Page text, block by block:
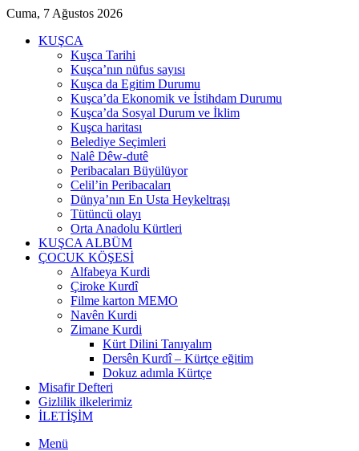
Cuma, 7 Ağustos 2026
KUŞCA
Kuşca Tarihi
Kuşca’nın nüfus sayısı
Kuşca da Egitim Durumu
Kuşca’da Ekonomik ve İstihdam Durumu
Kuşca’da Sosyal Durum ve İklim
Kuşca haritası
Belediye Seçimleri
Nalê Dêw-dutê
Peribacaları Büyülüyor
Celil’in Peribacaları
Dünya’nın En Usta Heykeltraşı
Tütüncü olayı
Orta Anadolu Kürtleri
KUŞCA ALBÜM
ÇOCUK KÖŞESİ
Alfabeya Kurdi
Çiroke Kurdî
Filme karton MEMO
Navên Kurdi
Zimane Kurdi
Kürt Dilini Tanıyalım
Dersên Kurdî – Kürtçe eğitim
Dokuz adımla Kürtçe
Misafir Defteri
Gizlilik ilkelerimiz
İLETİŞİM
Menü